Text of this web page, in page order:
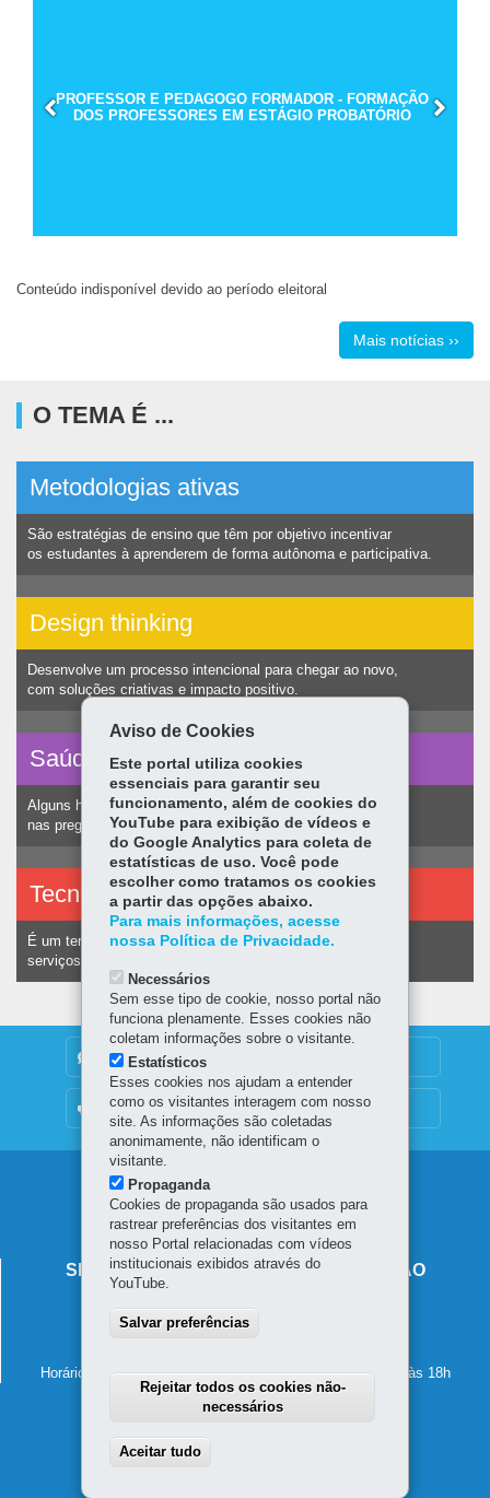
PROFESSOR E PEDAGOGO FORMADOR - FORMAÇÃO
DOS PROFESSORES EM ESTÁGIO PROBATÓRIO
Conteúdo indisponível devido ao período eleitoral
Mais notícias ››
O TEMA É ...
Metodologias ativas
São estratégias de ensino que têm por objetivo incentivar
os estudantes à aprenderem de forma autônoma e participativa.
Design thinking
Desenvolve um processo intencional para chegar ao novo,
com soluções criativas e impacto positivo.
Saúde vocal
Alguns hábitos humanos podem ocasionar nódulos
nas pregas vocais e consequentemente alteração na voz.
Tecnologias assistivas
É um termo utilizado para identificar recursos e
serviços voltados a pessoas com deficiência.
DENUNCIE CORRUPÇÃO
OUVIDORIA
Navegação
principal
SECRETARIA DE ESTADO DA EDUCAÇÃO
80610-011-Curitiba
Horário de atendimento: de segunda a sexta-feira, das 8h às 18h
Aviso de Cookies
Este portal utiliza cookies
essenciais para garantir seu
funcionamento, além de cookies do
YouTube para exibição de vídeos e
do Google Analytics para coleta de
estatísticas de uso. Você pode
escolher como tratamos os cookies
a partir das opções abaixo.
Para mais informações, acesse
nossa Política de Privacidade.
Necessários
Sem esse tipo de cookie, nosso portal não
funciona plenamente. Esses cookies não
coletam informações sobre o visitante.
Estatísticos
Esses cookies nos ajudam a entender
como os visitantes interagem com nosso
site. As informações são coletadas
anonimamente, não identificam o
visitante.
Propaganda
Cookies de propaganda são usados para
rastrear preferências dos visitantes em
nosso Portal relacionadas com vídeos
institucionais exibidos através do
YouTube.
Salvar preferências
Rejeitar todos os cookies não-
necessários
Aceitar tudo